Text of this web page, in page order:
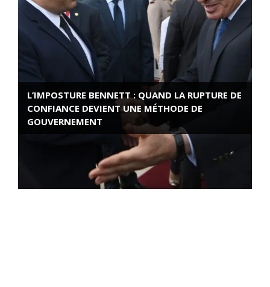
L’IMPOSTURE BENNETT : QUAND LA RUPTURE DE
CONFIANCE DEVIENT UNE MÉTHODE DE
GOUVERNEMENT
ROSE VALLAND, HEROÏNE DE LA RESISTANCE